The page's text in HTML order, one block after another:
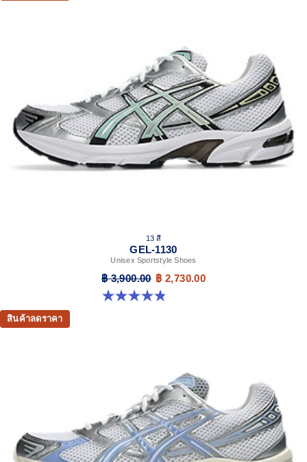
13 สี
GEL-1130
Unisex Sportstyle Shoes
฿ 3,900.00 ฿ 2,730.00
4.8 จาก 5 ดาว 398 รีวิว
สินค้าลดราคา